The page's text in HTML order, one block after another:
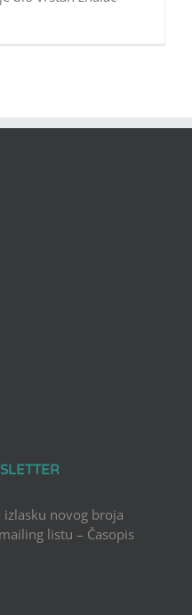
novog broja
listu – Časopis